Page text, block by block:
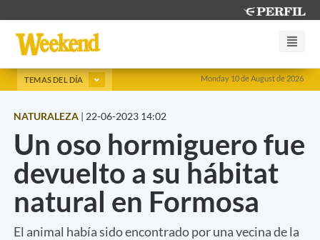
Monday 10 de August de 2026
TEMAS DEL DÍA
NATURALEZA | 22-06-2023 14:02
Un oso hormiguero fue
devuelto a su hábitat
natural en Formosa
El animal había sido encontrado por una vecina de la